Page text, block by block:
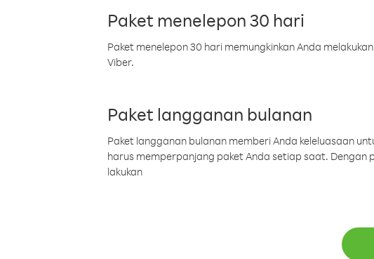
Paket menelepon 30 hari
Paket menelepon 30 hari memungkinkan Anda
Viber.
Paket langganan bulanan
Paket langganan bulanan memberi Anda keleluasaan
harus memperpanjang paket Anda setiap saat.
lakukan